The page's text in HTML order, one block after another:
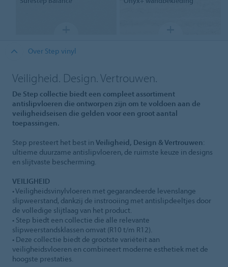
Over Step vinyl
Veiligheid. Design. Vertrouwen.
De Step collectie biedt een compleet assortiment
antislipvloeren die ontworpen zijn om te voldoen aan de
veiligheidseisen die gelden voor een groot aantal
toepassingen.
Step presteert het best in Veiligheid, Design & Vertrouwen:
ultieme duurzame antislipvloeren, de ruimste keuze in designs
en slijtvaste bescherming.
VEILIGHEID
• Veiligheidsvinylvloeren met gegarandeerde levenslange
slipweerstand, dankzij de instrooiing met antislipdeeltjes door
de volledige slijtlaag van het product.
• Step biedt een collectie die alle relevante
slipweerstandsklassen omvat (R10 t/m R12).
• Deze collectie biedt de grootste variëteit aan
veiligheidsvloeren en combineert moderne esthetiek met de
hoogste prestaties.